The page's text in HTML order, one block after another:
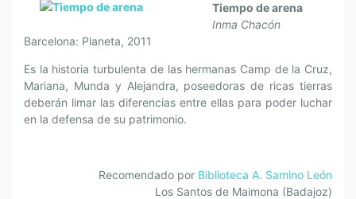
Tiempo de arena
Inma Chacón
Barcelona: Planeta, 2011
Es la historia turbulenta de las hermanas Camp de la Cruz,
Mariana, Munda y Alejandra, poseedoras de ricas tierras
deberán limar las diferencias entre ellas para poder luchar
en la defensa de su patrimonio.
Recomendado por Biblioteca A. Samino León
Los Santos de Maimona (Badajoz)